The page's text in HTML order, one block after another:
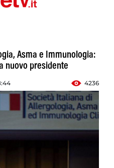
Asma e Immunologia:
nuovo presidente
4236